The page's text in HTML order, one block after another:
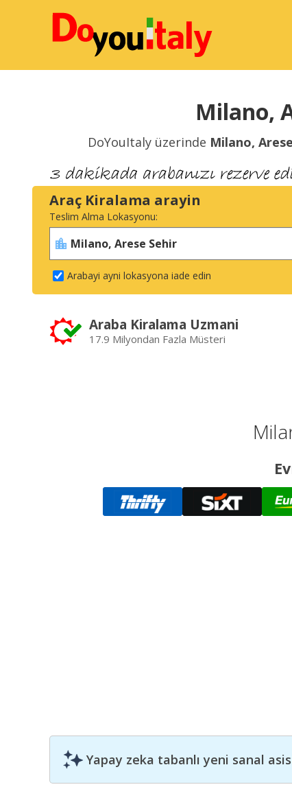
Milano,
DoYouItaly üzerinde Milano, Arese
Araç Kiralama arayin
Teslim Alma Lokasyonu:
Arabayi ayni lokasyona iade edin
Araba Kiralama Uzmani
17.9 Milyondan Fazla Müsteri
Yapay zeka tabanlı yeni sanal